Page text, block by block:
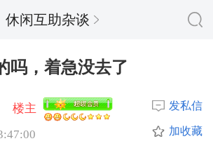
休闲互助杂谈
吗，着急没去了
楼主
发私信
加收藏